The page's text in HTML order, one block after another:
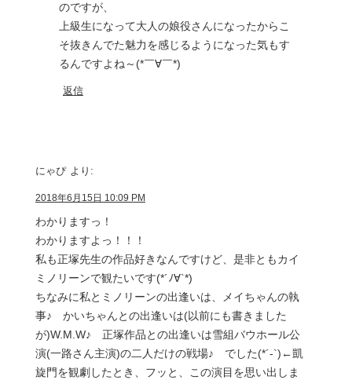
のですが、
上級生になって大人の娘役さんになったからこ
そ抜きんでた魅力を感じるようになった気もす
るんですよね～(*￣∀￣*)
返信
にゃぴ より:
2018年6月15日 10:09 PM
わかりますっ！
わかりますよっ！！！
私も正塚先生の作品好きなんですけど、是非ともカイ
ミノリーンで観たいです(*´ﾉ∀`*)
ちなみに私とミノリーンの出逢いは、メイちゃんの執
事♪ かいちゃんとの出逢いは(以前にも書きました
が)W.M.W♪ 正塚作品との出逢いは雪組バウホール公
演(一路さん主演)の二人だけの戦場♪ でした(*´-`)←凱
旋門を観劇したとき、フッと、この演目を思い出しま